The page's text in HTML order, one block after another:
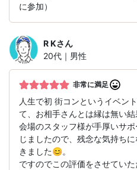
に参加）
R Kさん
20代｜男性
非常に満足
人生で初 街コンというイベン
て、お相手さんとは縁は無い
会場のスタッフ様が手厚いサ
じましたので、残念な気持ち
きました😊。
ですのでこの評価をさせていた